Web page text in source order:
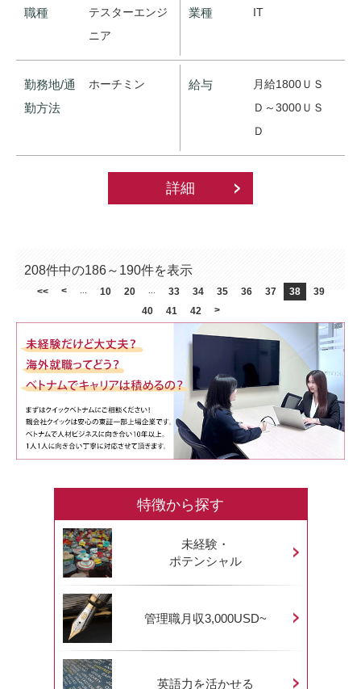
職種
テスターエンジ
ニア
業種 IT
勤務地/通
勤方法
ホーチミン 給与
月給1800ＵＳ
Ｄ～3000ＵＳ
Ｄ
詳細
208件中の186～190件を表示
<< < 10 20 33 34 35 36 37 38
39
40
41 42 >
特徴から探す
未経験・
ポテンシャル
管理職月収3,000USD~
英語力を活かせる